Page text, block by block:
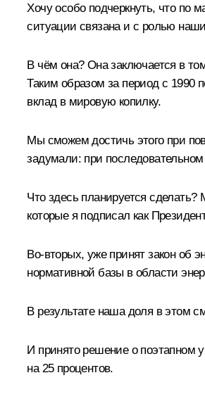
Хочу особо подчеркнуть, что по
ситуации связана и с ролью
В чём она? Она заключается в
Таким образом за период с 1990
вклад в мировую копилку.
Мы сможем достичь этого при
задумали: при
Что здесь планируется
которые я подписал как
Во‑вторых, уже принят закон об
нормативной базы в области
В результате наша доля в этом
И принято решение о поэтапном
на 25 процентов.